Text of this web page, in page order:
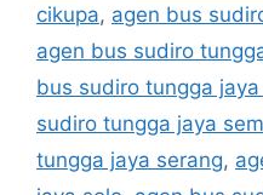
cikupa, agen bus
agen bus sudiro
bus sudiro tungga
sudiro tungga jaya
tungga jaya serang,